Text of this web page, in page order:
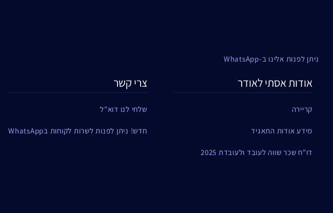
ניתן לפנות אלינו ב-WhatsApp
אודות אסתי לאודר
קריירה
מידע אודות התאגיד
דו"ח שכר שווה לעובד ולעובדת 2025
צרי קשר
שלחי לנו דוא"ל
חדש! ניתן לפנות לשרות לקוחות בWhatsApp